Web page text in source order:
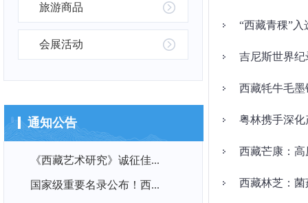
旅游商品
会展活动
通知公告
《西藏艺术研究》诚征佳...
国家级重要名录公布！西...
“西藏青稞”
吉尼斯世界
西藏牦牛毛
粤林携手深
西藏芒康：高
西藏林芝：